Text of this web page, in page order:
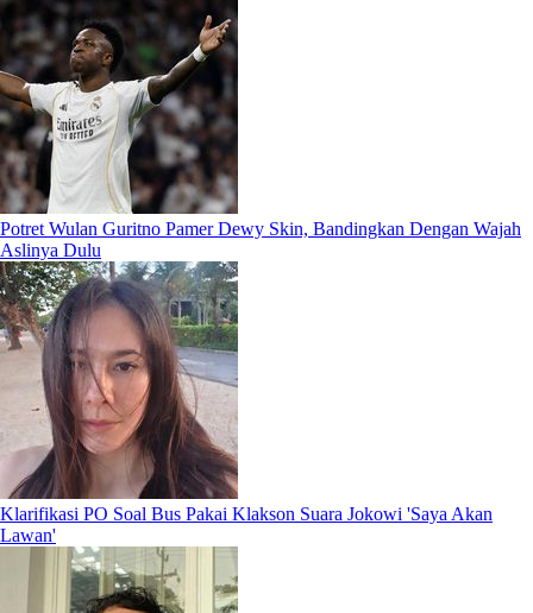
Potret Wulan Guritno Pamer Dewy Skin, Bandingkan Dengan Wajah
Aslinya Dulu
Klarifikasi PO Soal Bus Pakai Klakson Suara Jokowi 'Saya Akan
Lawan'